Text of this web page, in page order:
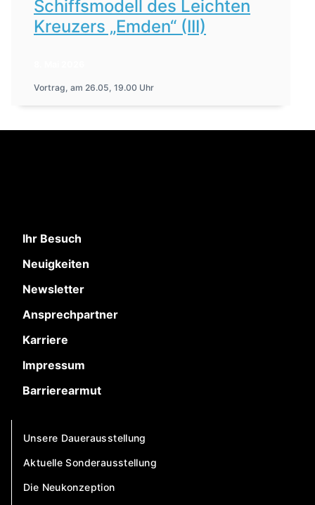
Schiffsmodell des Leichten
Kreuzers „Emden“ (III)
Vortrag, am 26.05, 19.00 Uhr
Ihr Besuch
Neuigkeiten
Newsletter
Ansprechpartner
Karriere
Impressum
Barrierearmut
Unsere Dauerausstellung
Aktuelle Sonderausstellung
Die Neukonzeption